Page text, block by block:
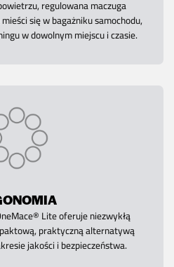
regulowana maczuga
się w bagażniku samochodu,
w dowolnym miejscu i czasie.
Lite oferuje niezwykłą
praktyczną alternatywą
jakości i bezpieczeństwa.